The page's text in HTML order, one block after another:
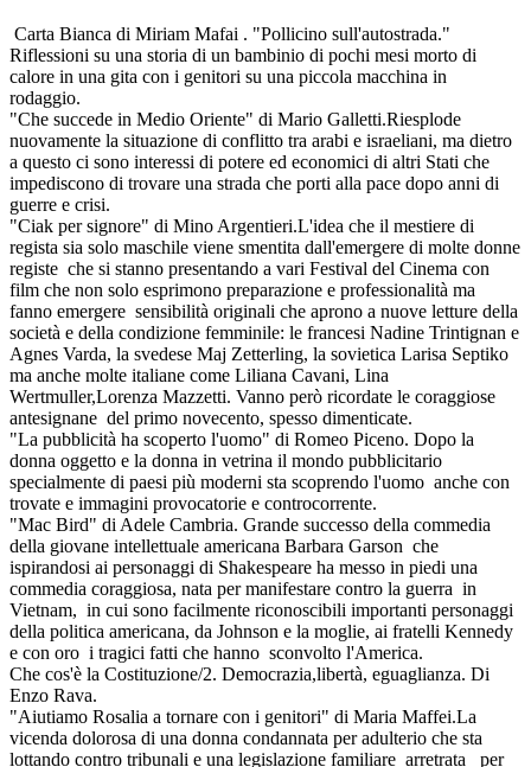
Carta Bianca di Miriam Mafai . "Pollicino sull'autostrada."
Riflessioni su una storia di un bambinio di pochi mesi morto di
calore in una gita con i genitori su una piccola macchina in
rodaggio.
"Che succede in Medio Oriente" di Mario Galletti.Riesplode
nuovamente la situazione di conflitto tra arabi e israeliani, ma dietro
a questo ci sono interessi di potere ed economici di altri Stati che
impediscono di trovare una strada che porti alla pace dopo anni di
guerre e crisi.
"Ciak per signore" di Mino Argentieri.L'idea che il mestiere di
regista sia solo maschile viene smentita dall'emergere di molte donne
registe che si stanno presentando a vari Festival del Cinema con
film che non solo esprimono preparazione e professionalità ma
fanno emergere sensibilità originali che aprono a nuove letture della
società e della condizione femminile: le francesi Nadine Trintignan e
Agnes Varda, la svedese Maj Zetterling, la sovietica Larisa Septiko
ma anche molte italiane come Liliana Cavani, Lina
Wertmuller,Lorenza Mazzetti. Vanno però ricordate le coraggiose
antesignane del primo novecento, spesso dimenticate.
"La pubblicità ha scoperto l'uomo" di Romeo Piceno. Dopo la
donna oggetto e la donna in vetrina il mondo pubblicitario
specialmente di paesi più moderni sta scoprendo l'uomo anche con
trovate e immagini provocatorie e controcorrente.
"Mac Bird" di Adele Cambria. Grande successo della commedia
della giovane intellettuale americana Barbara Garson che
ispirandosi ai personaggi di Shakespeare ha messo in piedi una
commedia coraggiosa, nata per manifestare contro la guerra in
Vietnam, in cui sono facilmente riconoscibili importanti personaggi
della politica americana, da Johnson e la moglie, ai fratelli Kennedy
e con oro i tragici fatti che hanno sconvolto l'America.
Che cos'è la Costituzione/2. Democrazia,libertà, eguaglianza. Di
Enzo Rava.
"Aiutiamo Rosalia a tornare con i genitori" di Maria Maffei.La
vicenda dolorosa di una donna condannata per adulterio che sta
lottando contro tribunali e una legislazione familiare arretrata per